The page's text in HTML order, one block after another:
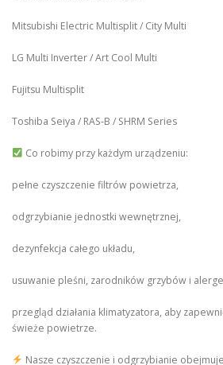
Mitsubishi Electric Multisplit / City Multi
LG Multi Inverter / Art Cool Multi
Fujitsu Multisplit
Toshiba Seiya / RAS-B / SHRM Series
Co robimy przy każdym urządzeniu:
pełne czyszczenie filtrów powietrza,
odgrzybianie jednostki wewnętrznej,
dezynfekcja całego układu,
usuwanie pleśni, zarodników grzybów i
przegląd działania klimatyzatora, aby
świeże powietrze.
Nasze czyszczenie i odgrzybianie